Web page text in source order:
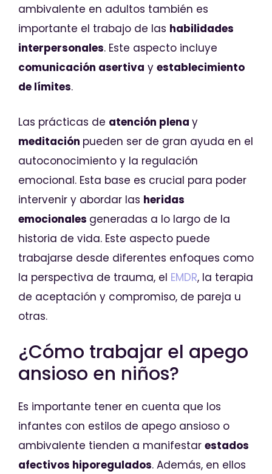
ambivalente en adultos también es
importante el trabajo de las habilidades
interpersonales. Este aspecto incluye
comunicación asertiva y establecimiento
de límites.
Las prácticas de atención plena y
meditación pueden ser de gran ayuda en el
autoconocimiento y la regulación
emocional. Esta base es crucial para poder
intervenir y abordar las heridas
emocionales generadas a lo largo de la
historia de vida. Este aspecto puede
trabajarse desde diferentes enfoques como
la perspectiva de trauma, el EMDR, la terapia
de aceptación y compromiso, de pareja u
otras.
¿Cómo trabajar el apego
ansioso en niños?
Es importante tener en cuenta que los
infantes con estilos de apego ansioso o
ambivalente tienden a manifestar estados
afectivos hiporegulados. Además, en ellos